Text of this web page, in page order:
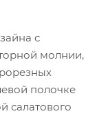
с
молнии,
полочке
салатового